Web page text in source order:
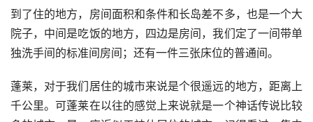
到了住的地方，房间面积和条件和长岛差不多，也是一个大
院子，中间是吃饭的地方，四边是房间，我们定了一间带单
独洗手间的标准间房间；还有一件三张床位的普通间。
蓬莱，对于我们居住的城市来说是个很遥远的地方，距离上
千公里。可蓬莱在以往的感觉上来说就是一个神话传说比较